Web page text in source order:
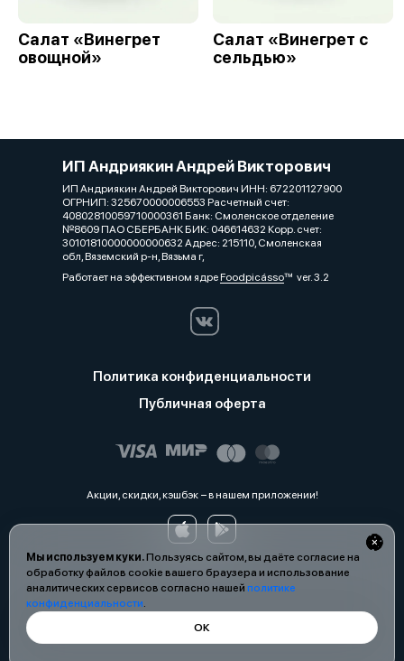
Мы используем куки.Пользуясь сайтом, вы даёте согласие на
обработку файлов cookie вашего браузера и использование
аналитических сервисов согласно нашей политике
конфиденциальности.
ОК
Салат «Винегрет
овощной»
Салат «Винегрет с
сельдью»
ИП Андриякин Андрей Викторович
ИП Андриякин Андрей Викторович ИНН: 672201127900
ОГРНИП: 325670000006553 Расчетный счет:
40802810059710000361 Банк: Смоленское отделение
№8609 ПАО СБЕРБАНК БИК: 046614632 Корр. счет:
30101810000000000632 Адрес: 215110, Смоленская
обл, Вяземский р-н, Вязьма г,
Работает на эффективном ядреFoodpicássover. 3.2
Политика конфиденциальности
Публичная оферта
Акции, скидки, кэшбэк − в нашем приложении!